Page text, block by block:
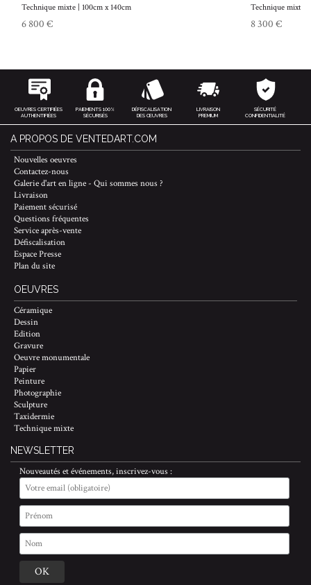
Technique mixte | 100cm x 140cm
6 800 €
Technique mixte |
8 300 €
OEUVRES CERTIFIÉES
AUTHENTIFIÉES
PAIEMENTS 100%
SÉCURISÉS
DÉFISCALISATION
DES ŒUVRES
LIVRAISON
PREMIUM
SÉCURITÉ
CONFIDENTIALITÉ
A PROPOS DE VENTEDART.COM
Nouvelles oeuvres
Contactez-nous
Galerie d'art en ligne - Qui sommes nous ?
Livraison
Paiement sécurisé
Questions fréquentes
Service après-vente
Défiscalisation
Espace Presse
Plan du site
OEUVRES
Céramique
Dessin
Edition
Gravure
Oeuvre monumentale
Papier
Peinture
Photographie
Sculpture
Taxidermie
Technique mixte
NEWSLETTER
Nouveautés et événements, inscrivez-vous :